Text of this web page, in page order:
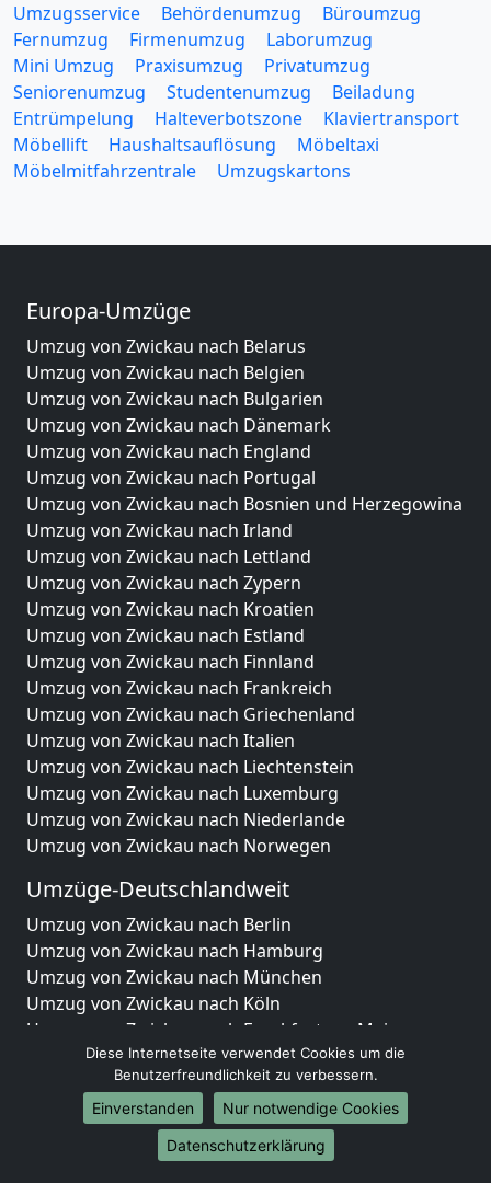
Umzugsservice Behördenumzug
Büroumzug
Fernumzug
Firmenumzug
Laborumzug
Mini Umzug
Praxisumzug
Privatumzug
Seniorenumzug
Studentenumzug
Beiladung
Entrümpelung
Halteverbotszone
Klaviertransport
Möbellift
Haushaltsauflösung
Möbeltaxi
Möbelmitfahrzentrale
Umzugskartons
Europa-Umzüge
Umzug von Zwickau nach Belarus
Umzug von Zwickau nach Belgien
Umzug von Zwickau nach Bulgarien
Umzug von Zwickau nach Dänemark
Umzug von Zwickau nach England
Umzug von Zwickau nach Portugal
Umzug von Zwickau nach Bosnien und Herzegowina
Umzug von Zwickau nach Irland
Umzug von Zwickau nach Lettland
Umzug von Zwickau nach Zypern
Umzug von Zwickau nach Kroatien
Umzug von Zwickau nach Estland
Umzug von Zwickau nach Finnland
Umzug von Zwickau nach Frankreich
Umzug von Zwickau nach Griechenland
Umzug von Zwickau nach Italien
Umzug von Zwickau nach Liechtenstein
Umzug von Zwickau nach Luxemburg
Umzug von Zwickau nach Niederlande
Umzug von Zwickau nach Norwegen
Umzüge-Deutschlandweit
Umzug von Zwickau nach Berlin
Umzug von Zwickau nach Hamburg
Umzug von Zwickau nach München
Umzug von Zwickau nach Köln
Umzug von Zwickau nach Frankfurt am Main
Umzug von Zwickau nach Stuttgart
Umzug von Zwickau nach Düsseldorf
Umzug von Zwickau nach Leipzig
Umzug von Zwickau nach Dortmund
Umzug von Zwickau nach Essen
Diese Internetseite verwendet Cookies um die
Benutzerfreundlichkeit zu verbessern.
Einverstanden
Nur notwendige Cookies
Datenschutzerklärung